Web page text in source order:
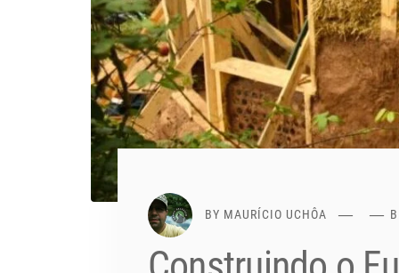
BY MAURÍCIO UCHÔA